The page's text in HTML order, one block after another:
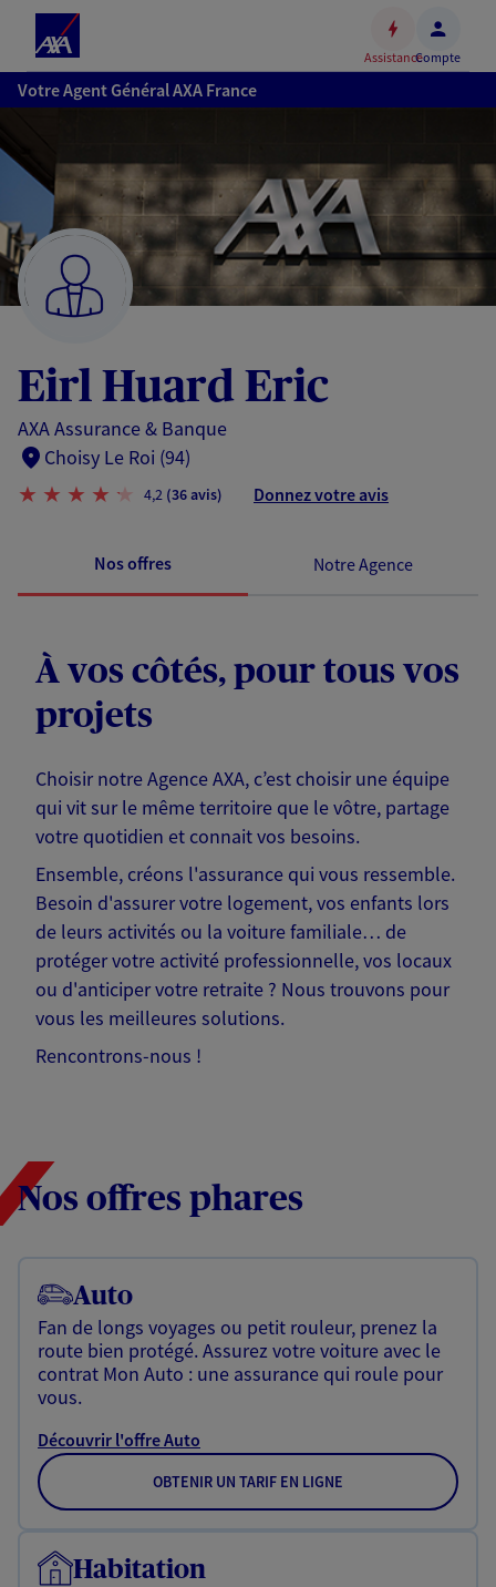
Accéder
au
Accéder
au
pied
de
page
AssistanceCompte
Votre Agent Général AXA France
Eirl Huard Eric
AXA Assurance & Banque
Choisy Le Roi (94)
4,2 (36 avis) Donnez votre avis
Nos offres Notre Agence
À vos côtés, pour tous vos
projets
Choisir notre Agence AXA, c’est choisir une équipe
qui vit sur le même territoire que le vôtre, partage
votre quotidien et connait vos besoins.
Ensemble, créons l'assurance qui vous ressemble.
Besoin d'assurer votre logement, vos enfants lors
de leurs activités ou la voiture familiale… de
protéger votre activité professionnelle, vos locaux
ou d'anticiper votre retraite ? Nous trouvons pour
vous les meilleures solutions.
Rencontrons-nous !
Nos offres phares
Auto
Fan de longs voyages ou petit rouleur, prenez la
route bien protégé. Assurez votre voiture avec le
contrat Mon Auto : une assurance qui roule pour
vous.
Découvrir l'offre Auto
OBTENIR UN TARIF EN LIGNE
Habitation